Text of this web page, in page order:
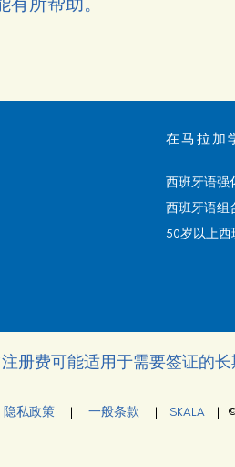
在马拉加
西班牙语强
西班牙语组
50岁以上西
册费可能适用于需要签证的长
隐私政策| 一般条款 | SKALA| ©